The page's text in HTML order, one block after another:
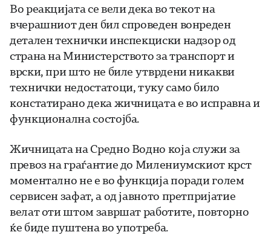
Во реакцијата се вели дека во текот на
вчерашниот ден бил спроведен вонреден
детален технички инспекциски надзор од
страна на Министерството за транспорт и
врски, при што не биле утврдени никакви
технички недостатоци, туку само било
констатирано дека жичницата е во исправна и
функционална состојба.
Жичницата на Средно Водно која служи за
превоз на граѓантие до Милениумскиот крст
моментално не е во функција поради голем
сервисен зафат, а од јавното претпријатие
велат оти штом завршат работите, повторно
ќе биде пуштена во употреба.